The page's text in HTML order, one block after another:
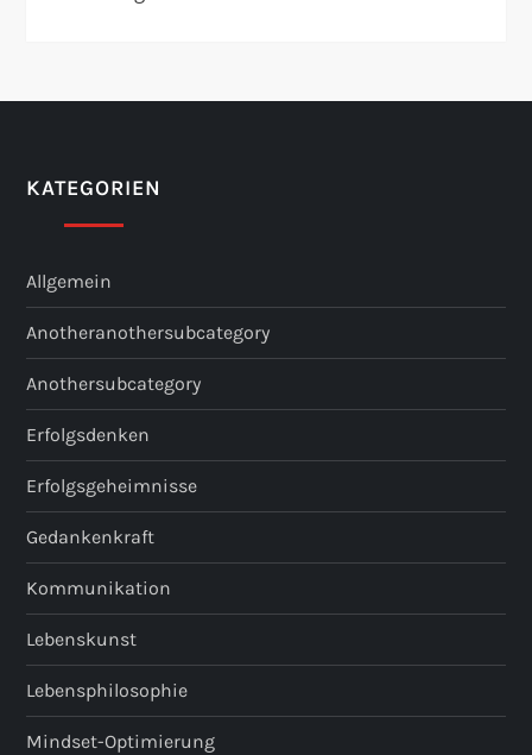
KATEGORIEN
Allgemein
Anotheranothersubcategory
Anothersubcategory
Erfolgsdenken
Erfolgsgeheimnisse
Gedankenkraft
Kommunikation
Lebenskunst
Lebensphilosophie
Mindset-Optimierung